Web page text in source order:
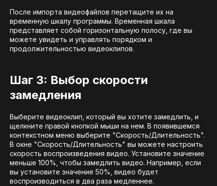
После импорта видеофайлов перетащите их на
временную шкалу программы. Временная шкала
представляет собой горизонтальную полосу, где вы
можете увидеть и управлять порядком и
продолжительностью видеоклипов.
Шаг 3: Выбор скорости
замедления
Выберите видеоклип, который вы хотите замедлить, и
щелкните правой кнопкой мыши на нем. В появившемся
контекстном меню выберите "Скорость/Длительность".
В окне "Скорость/Длительность" вы можете настроить
скорость воспроизведения видео. Установите значение
меньше 100%, чтобы замедлить видео. Например, если
вы установите значение 50%, видео будет
воспроизводиться в два раза медленнее.